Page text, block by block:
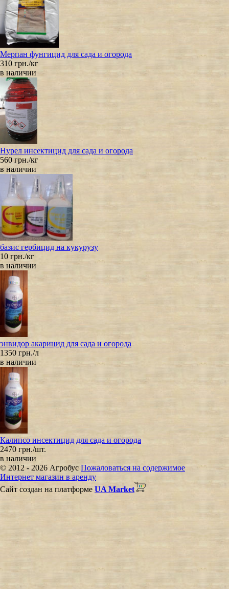
Мерпан фунгицид для сада и огорода
310 грн./кг
в наличии
Нурел инсектицид для сада и огорода
560 грн./кг
в наличии
базис гербицид на кукурузу
10 грн./кг
в наличии
энвидор акарицид для сада и огорода
1350 грн./л
в наличии
Калипсо инсектицид для сада и огорода
2470 грн./шт.
в наличии
© 2012 - 2026 Агробус Пожаловаться на содержимое
Интернет магазин в аренду
Сайт создан на платформе UA Market